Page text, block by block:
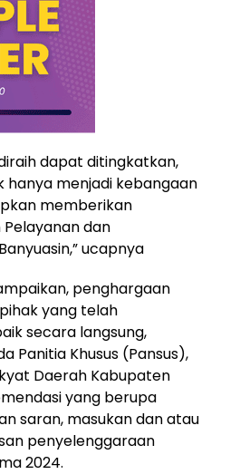
dapat ditingkatkan,
menjadi kebangaan
memberikan
dan
ucapnya
penghargaan
yang telah
secara langsung,
Panitia Khusus (Pansus),
Daerah Kabupaten
yang berupa
saran, masukan dan atau
penyelenggaraan
2024.